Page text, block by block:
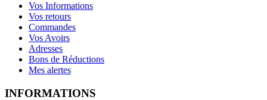
Vos Informations
Vos retours
Commandes
Vos Avoirs
Adresses
Bons de Réductions
Mes alertes
INFORMATIONS